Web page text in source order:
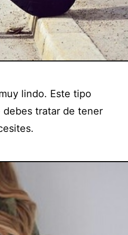
lindo. Este tipo
debes tratar de tener